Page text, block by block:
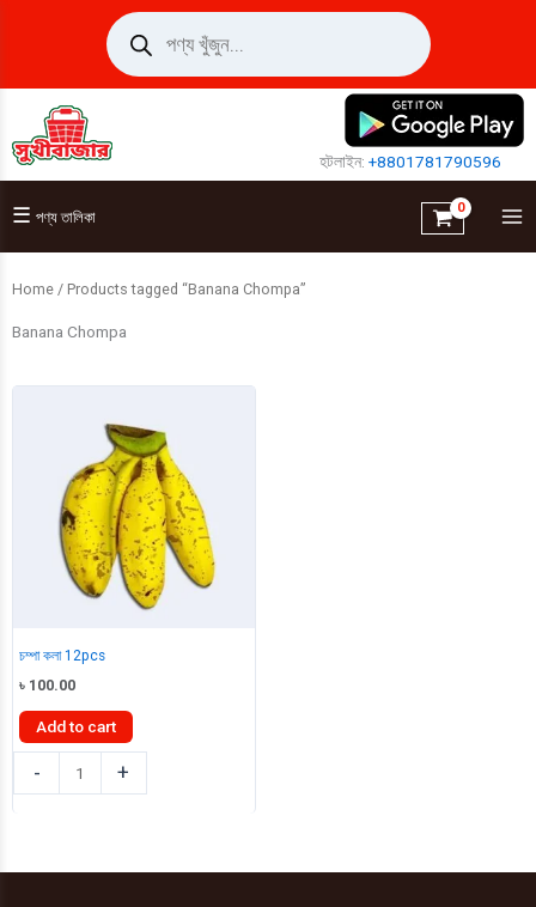
Products
search
হটলাইন:+8801781790596
☰ পণ্য তালিকা
Home / Products tagged “Banana Chompa”
Banana Chompa
চম্পা কলা 12pcs
৳ 100.00
Add to cart
-
কলা
+